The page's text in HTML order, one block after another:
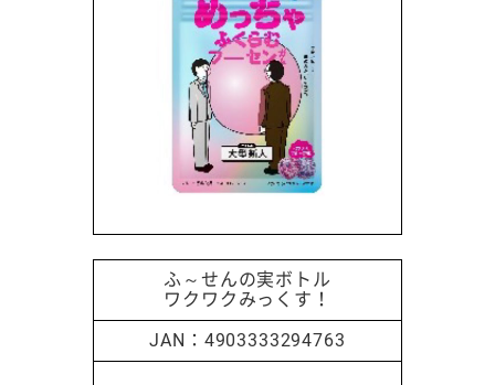
ふ～せんの実ボトル
ワクワクみっくす！
4903333294763